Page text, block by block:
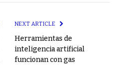
NEXT ARTICLE
Herramientas de
inteligencia artificial
funcionan con gas